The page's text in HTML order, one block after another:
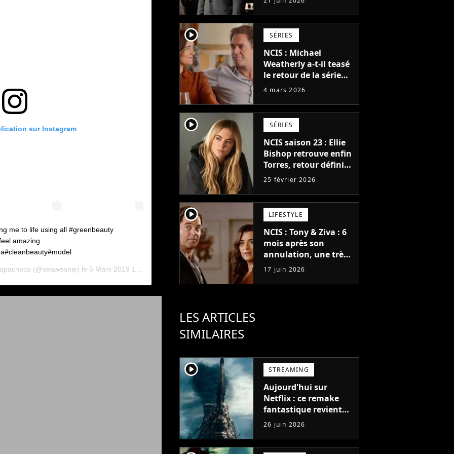
sur Instagram
me to life using all #greenbeauty
amazing
(@seaweanie) le 5 Mars 2019 1 :40 PST
les fans et les acteurs
player2 SÉRIES
NCIS : Michael
Weatherly a-t-il teasé
le retour de la série
Tony et Ziva pour une
4 mars 2026
player2 SÉRIES
NCIS saison 23 : Ellie
Bishop retrouve enfin
Torres, retour définitif
d'Emily Wickersham
25 février 2026
player2 LIFESTYLE
NCIS : Tony & Ziva : 6
mois après son
annulation, une très
bonne nouvelle pour
la série qui intrigue
pour la suite
17 juin 2026
LES ARTICLES
SIMILAIRES
player2 STREAMING
Aujourd'hui sur
Netflix : ce remake
fantastique revient
avec sa suite, 2 ans
après avoir réalisé 60
millions de vues et
26 juin 2026